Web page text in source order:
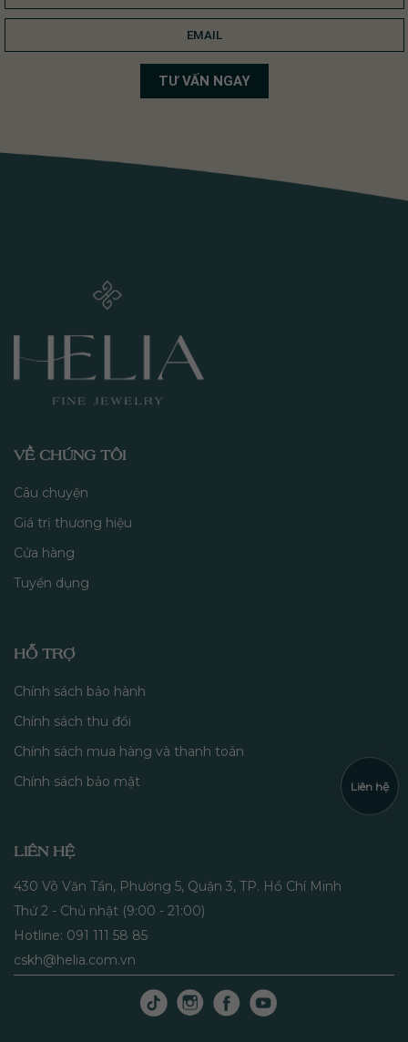
VỀ CHÚNG TÔI
Câu chuyện
Giá trị thương hiệu
Cửa hàng
Tuyển dụng
HỖ TRỢ
Chính sách bảo hành
Chính sách thu đổi
Chính sách mua hàng và thanh toán
Chính sách bảo mật
LIÊN HỆ
430 Võ Văn Tần, Phường 5, Quận 3, TP. Hồ Chí Minh
Thứ 2 - Chủ nhật (9:00 - 21:00)
Hotline: 091 111 58 85
cskh@helia.com.vn
Liên hệ